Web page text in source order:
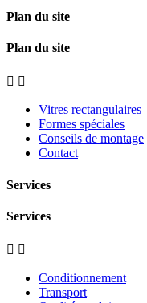
Plan du site
Plan du site
 
Vitres rectangulaires
Formes spéciales
Conseils de montage
Contact
Services
Services
 
Conditionnement
Transport